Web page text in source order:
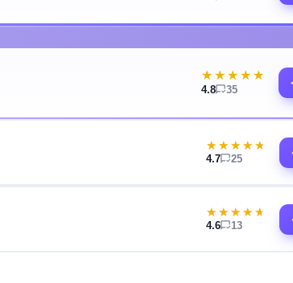
★★★★★
★★★★★
4.8 35
★★★★★
★★★★★
4.7 25
★★★★★
★★★★★
4.6 13